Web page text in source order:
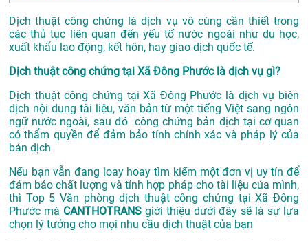
Dịch thuật công chứng là dịch vụ vô cùng cần thiết trong
các thủ tục liên quan đến yếu tố nước ngoài như du học,
xuất khẩu lao động, kết hôn, hay giao dịch quốc tế.
Dịch thuật công chứng tại Xã Đông Phước là dịch vụ gì?
Dịch thuật công chứng tại Xã Đông Phước là dịch vụ biên
dịch nội dung tài liệu, văn bản từ một tiếng Việt sang ngôn
ngữ nước ngoài, sau đó công chứng bản dịch tại cơ quan
có thẩm quyền để đảm bảo tính chính xác và pháp lý của
bản dịch
Nếu bạn vẫn đang loay hoay tìm kiếm một đơn vị uy tín để
đảm bảo chất lượng và tính hợp pháp cho tài liệu của mình,
thì Top 5 Văn phòng dịch thuật công chứng tại Xã Đông
Phước mà CANTHOTRANSgiới thiệu dưới đây sẽ là sự lựa
chọn lý tưởng cho mọi nhu cầu dịch thuật của bạn